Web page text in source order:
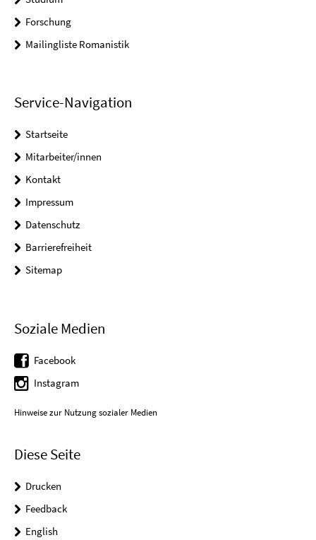
Forschung
Mailingliste Romanistik
Service-Navigation
Startseite
Mitarbeiter/innen
Kontakt
Impressum
Datenschutz
Barrierefreiheit
Sitemap
Soziale Medien
Facebook
Instagram
Hinweise zur Nutzung sozialer Medien
Diese Seite
Drucken
Feedback
English